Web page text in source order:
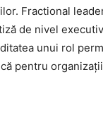
Fractional
de nivel
unui rol
pentru